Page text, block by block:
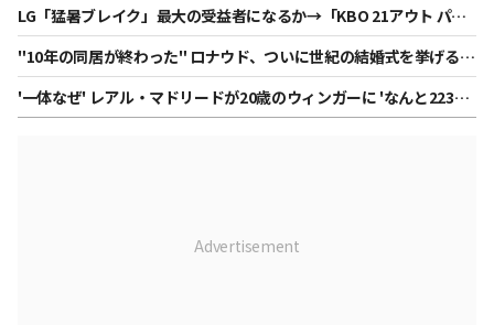
LG「猛暑ブレイク」最大の受益者になるか→「KBO 21アウト パー
フェクト」怪物が週2回登板可能になった
"10年の同居が終わった" ロナウド、ついに世紀の結婚式を挙げる·
·· ジョジナ、バンジマン57億「グッチの販売員が1兆ウォンの奥様
に」
'一体なぜ' レアル・マドリードが20歳のウィンガーに 'なんと2230
億'使ったのか、歴代最高の移籍金 "実はPSGに行くところだったの